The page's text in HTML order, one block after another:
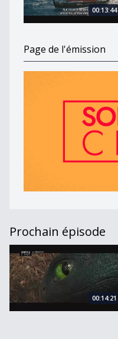
00:13:44
Page de l'émission
Prochain épisode
Les sorties ciné du 11
00:14:21